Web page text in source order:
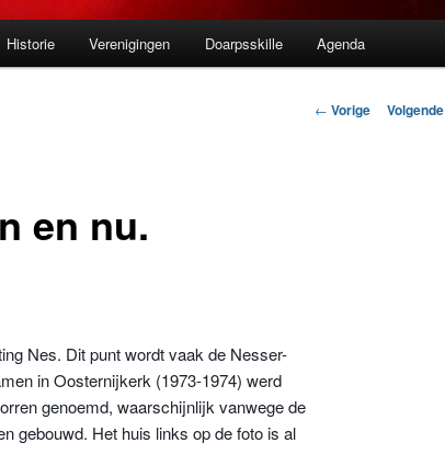
Historie Verenigingen Doarpsskille Agenda
Berichtnavigatie
← Vorige Volgende
en nu.
Nes. Dit punt wordt vaak de Nesser-
in Oosternijkerk (1973-1974) werd
genoemd, waarschijnlijk vanwege de
gebouwd. Het huis links op de foto is al